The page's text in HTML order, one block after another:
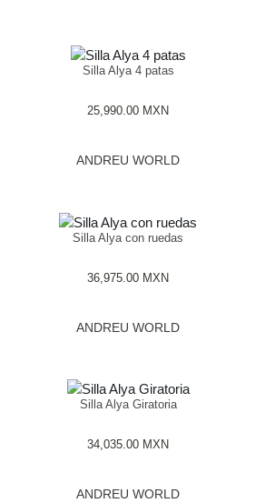
Silla Alya 4 patas
25,990.00 MXN
ANDREU WORLD
Silla Alya con ruedas
36,975.00 MXN
ANDREU WORLD
Silla Alya Giratoria
34,035.00 MXN
ANDREU WORLD